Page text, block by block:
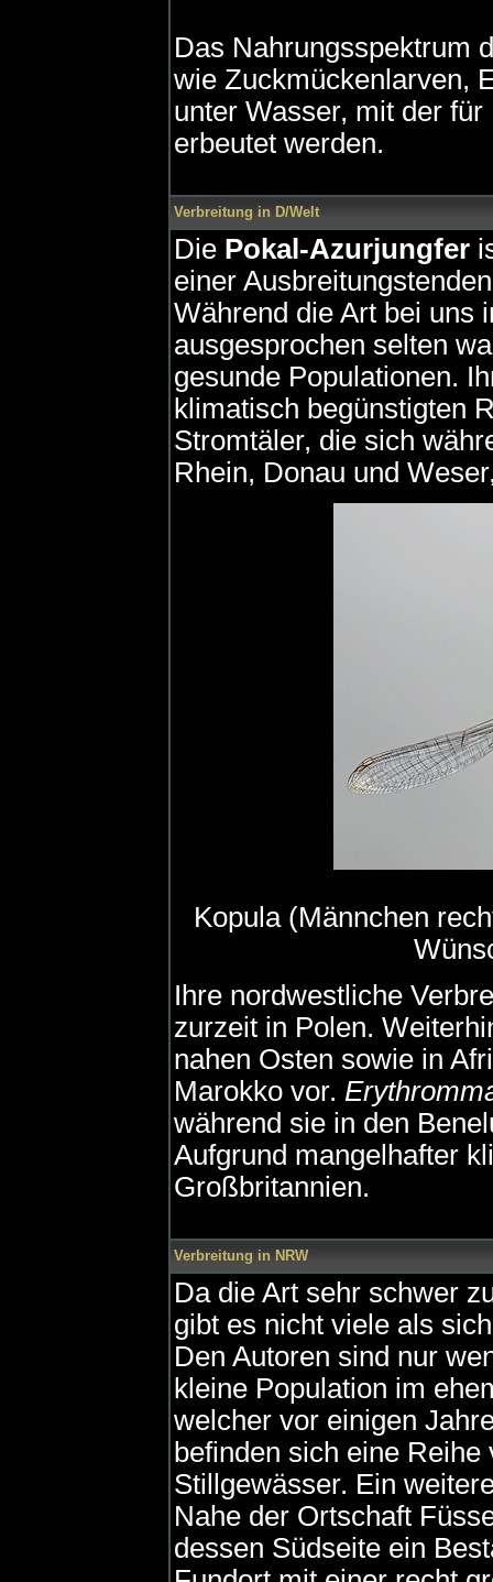
Das Nahrungsspektrum
wie Zuckmückenlarven,
unter Wasser, mit der
erbeutet werden.
Verbreitung in D/Welt
Die Pokal-Azurjungfer
einer
Während die Art bei uns
ausgesprochen selten
gesunde Populationen.
klimatisch begünstigten
Stromtäler, die sich
Rhein, Donau und
Kopula (Männchen
Ihre nordwestliche
zurzeit in Polen.
nahen Osten sowie in
Marokko vor.
während sie in den
Aufgrund mangelhafter
Großbritannien.
Verbreitung in NRW
Da die Art sehr schwer
gibt es nicht viele als
Den Autoren sind nur
kleine Population im
welcher vor einigen
befinden sich eine
Stillgewässer. Ein
Nahe der Ortschaft
dessen Südseite ein